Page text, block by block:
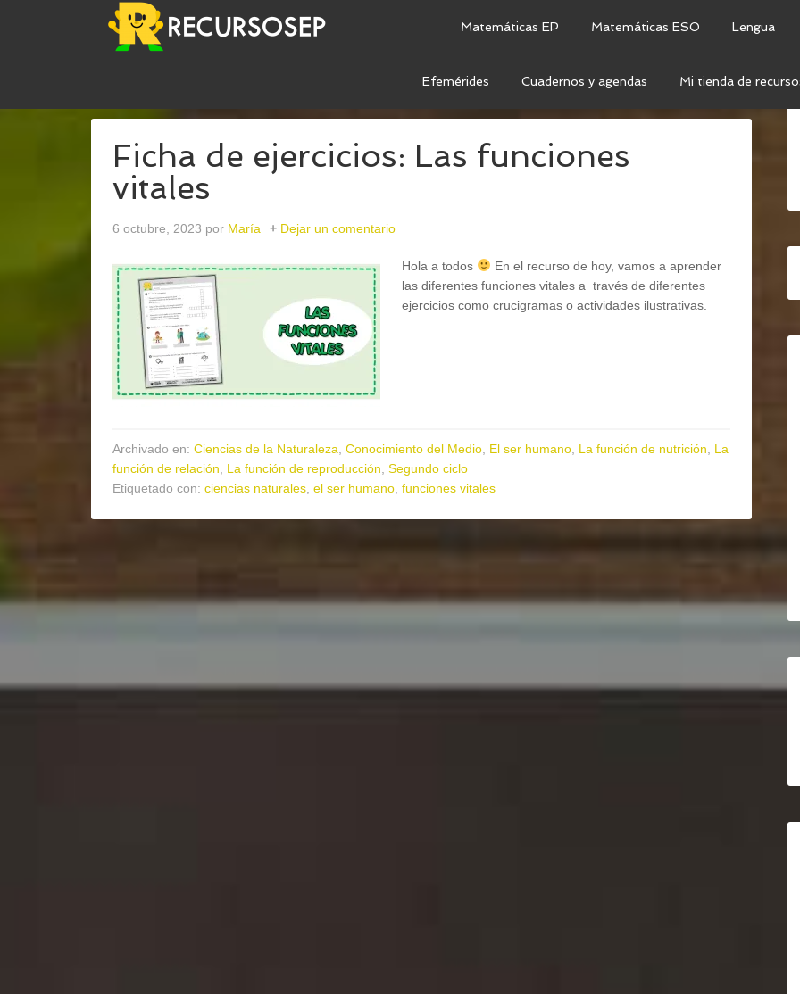
Matemáticas EP Matemáticas ESO Lengua
Efemérides Cuadernos y agendas Mi tienda de
Ficha de ejercicios: Las funciones
vitales
6 octubre, 2023 por María Dejar un comentario
Hola a todos
En el recurso de hoy, vamos a aprender
las diferentes funciones vitales a través de diferentes
ejercicios como crucigramas o actividades ilustrativas.
Archivado en: Ciencias de la Naturaleza Conocimiento del Medio El ser humano La función de nutrición
La
función de relación
La función de reproducción Segundo ciclo
Etiquetado con: ciencias naturales el ser humano funciones vitales